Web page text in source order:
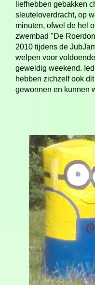
liefhebben gebakken
sleuteloverdracht, op
minuten, ofwel de hel
zwembad "De
2010 tijdens de
welpen voor
geweldig weekend.
hebben zichzelf ook
gewonnen en kunnen